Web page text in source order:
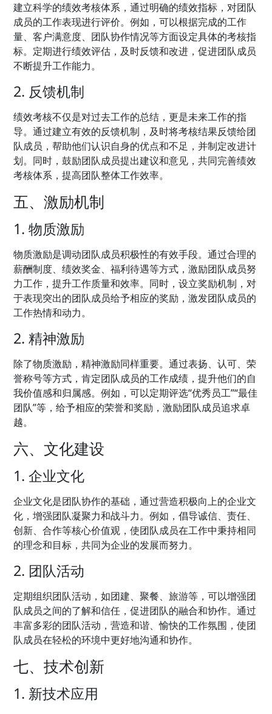
建立科学的绩效考核体系，通过明确的绩效指标，对团队
成员的工作表现进行评价。例如，可以根据完成的工作
量、客户满意度、团队协作情况等方面设定具体的考核指
标。定期进行绩效评估，及时反馈和改进，促进团队成员
不断提升工作能力。
2. 反馈机制
绩效考核不仅是对过去工作的总结，更是未来工作的指
导。通过建立有效的反馈机制，及时将考核结果反馈给团
队成员，帮助他们认识自身的优点和不足，并制定改进计
划。同时，鼓励团队成员提出建议和意见，共同完善绩效
考核体系，提高团队整体工作效率。
五、激励机制
1. 物质激励
物质激励是调动团队成员积极性的有效手段。通过合理的
薪酬制度、绩效奖金、福利待遇等方式，激励团队成员努
力工作，提升工作质量和效率。同时，设立奖励机制，对
于表现突出的团队成员给予相应的奖励，激发团队成员的
工作热情和动力。
2. 精神激励
除了物质激励，精神激励同样重要。通过表扬、认可、荣
誉称号等方式，肯定团队成员的工作成绩，提升他们的自
我价值感和归属感。例如，可以定期评选“优秀员工”“最佳
团队”等，给予相应的荣誉和奖励，激励团队成员追求卓
越。
六、文化建设
1. 企业文化
企业文化是团队协作的基础，通过营造积极向上的企业文
化，增强团队凝聚力和战斗力。例如，倡导诚信、责任、
创新、合作等核心价值观，使团队成员在工作中秉持相同
的理念和目标，共同为企业的发展而努力。
2. 团队活动
定期组织团队活动，如团建、聚餐、旅游等，可以增强团
队成员之间的了解和信任，促进团队的融合和协作。通过
丰富多彩的团队活动，营造和谐、愉快的工作氛围，使团
队成员在轻松的环境中更好地沟通和协作。
七、技术创新
1. 新技术应用